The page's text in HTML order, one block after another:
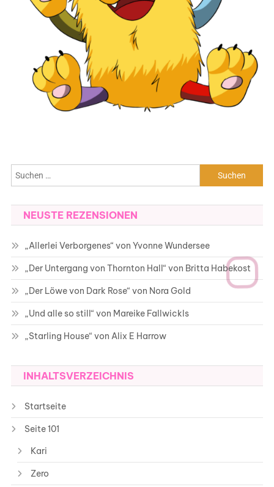
Suchen
nach:
NEUSTE REZENSIONEN
„Allerlei Verborgenes“ von Yvonne Wundersee
„Der Untergang von Thornton Hall“ von Britta Habekost
„Der Löwe von Dark Rose“ von Nora Gold
„Und alle so still“ von Mareike Fallwickls
„Starling House“ von Alix E Harrow
INHALTSVERZEICHNIS
Startseite
Seite 101
Kari
Zero